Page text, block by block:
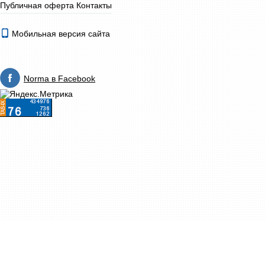
Публичная оферта Контакты
Мобильная версия сайта
Norma в Facebook